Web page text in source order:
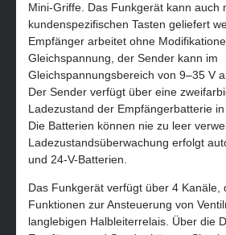
Mini-Griffe. Das Funkgerät kann auch
kundenspezifischen Tasten geliefert
Empfänger arbeitet ohne
Gleichspannung, der Sender kann im
Gleichspannungsbereich von 9–35 V
Der Sender verfügt über eine
Ladezustand der Empfängerbatterie
Die Batterien können nie zu leer
Ladezustandsüberwachung erfolgt
und 24-V-Batterien.
Das Funkgerät verfügt über 4 Kanäle,
Funktionen zur Ansteuerung von
langlebigen Halbleiterrelais. Über die